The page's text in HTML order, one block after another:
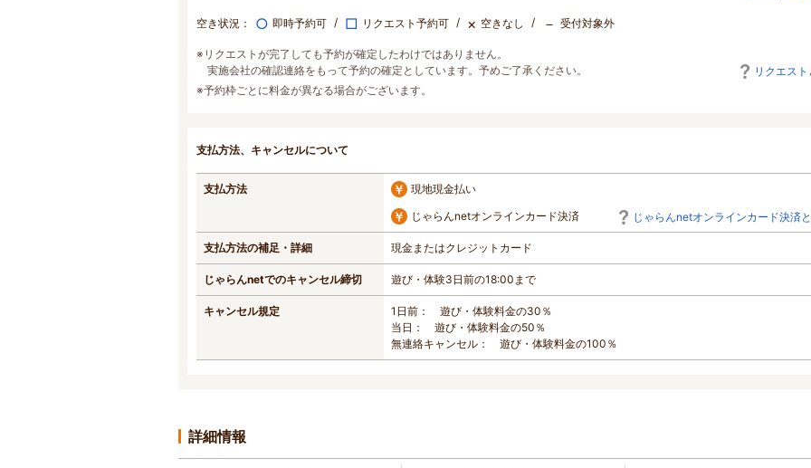
空き状況： ○ 即時予約可 □ リクエスト予約可 × 空きなし － 受付対象外
※リクエストが完了しても予約が確定したわけではありません。
実施会社の確認連絡をもって予約の確定としています。予めご了承ください。
リクエス
※予約枠ごとに料金が異なる場合がございます。
支払方法、キャンセルについて
支払方法
現地現金払い
じゃらんnetオンラインカード決済
じゃらんnetオンラインカード決済
支払方法の補足・詳細 現金またはクレジットカード
じゃらんnetでのキャンセル締切 遊び・体験3日前の18:00まで
キャンセル規定
1日前： 遊び・体験料金の30％
当日： 遊び・体験料金の50％
無連絡キャンセル： 遊び・体験料金の100％
詳細情報